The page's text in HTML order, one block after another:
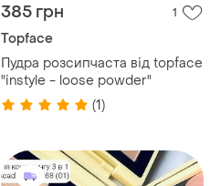
385 грн 1
Topface
Пудра розсипчаста від topface
"instyle - loose powder"
(1)